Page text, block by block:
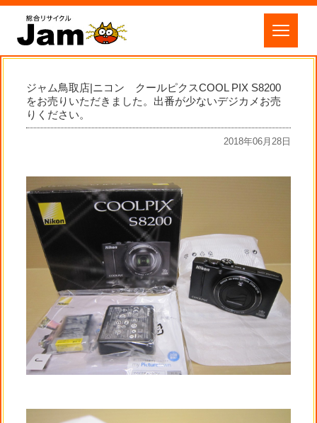
ジャム鳥取店|ニコン クールピクスCOOL PIX S8200
をお売りいただきました。出番が少ないデジカメお売
りください。
2018年06月28日